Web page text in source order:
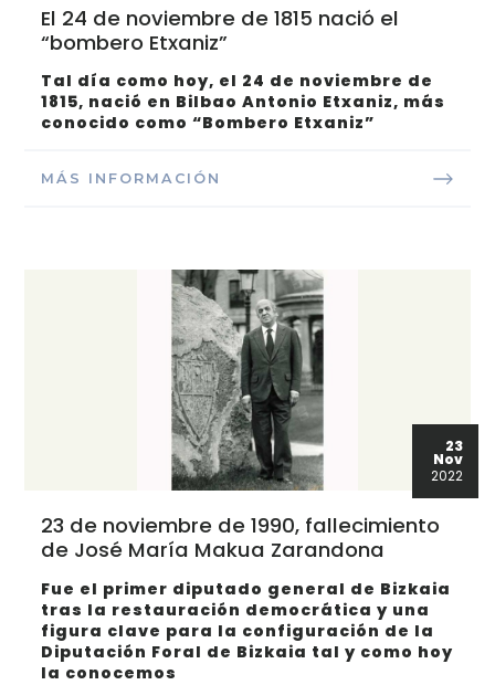
El 24 de noviembre de 1815 nació el
“bombero Etxaniz”
Tal día como hoy, el 24 de noviembre de
1815, nació en Bilbao Antonio Etxaniz, más
conocido como “Bombero Etxaniz”
MÁS INFORMACIÓN
23
Nov
2022
23 de noviembre de 1990, fallecimiento
de José María Makua Zarandona
Fue el primer diputado general de Bizkaia
tras la restauración democrática y una
figura clave para la configuración de la
Diputación Foral de Bizkaia tal y como hoy
la conocemos